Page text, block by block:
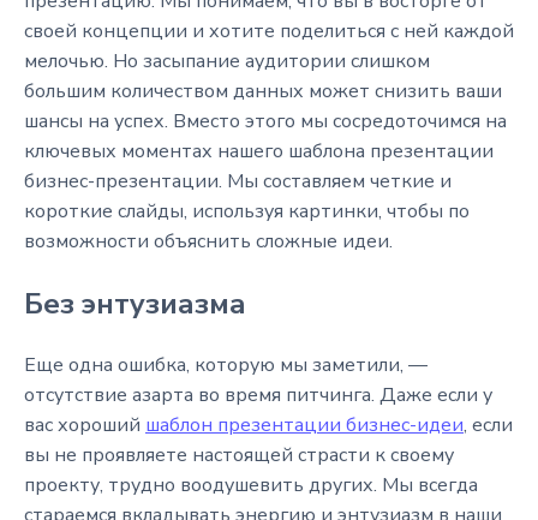
своей концепции и хотите поделиться с ней каждой
мелочью. Но засыпание аудитории слишком
большим количеством данных может снизить ваши
шансы на успех. Вместо этого мы сосредоточимся на
ключевых моментах нашего шаблона презентации
бизнес-презентации. Мы составляем четкие и
короткие слайды, используя картинки, чтобы по
возможности объяснить сложные идеи.
Без энтузиазма
Еще одна ошибка, которую мы заметили, —
отсутствие азарта во время питчинга. Даже если у
вас хороший шаблон презентации бизнес-идеи, если
вы не проявляете настоящей страсти к своему
проекту, трудно воодушевить других. Мы всегда